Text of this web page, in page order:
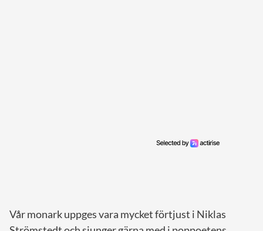
Vår monark uppges vara mycket förtjust i Niklas